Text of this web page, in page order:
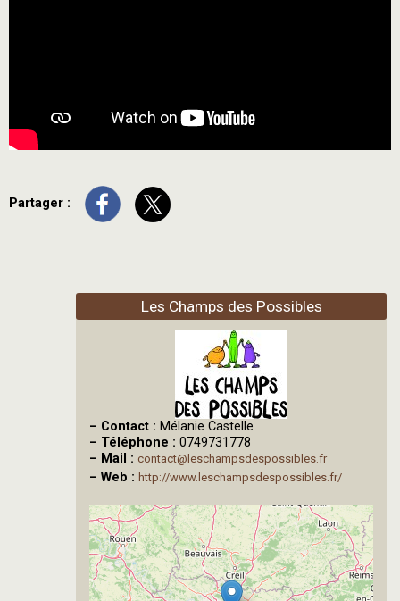
Partager :
Les Champs des Possibles
– Contact : Mélanie Castelle
– Téléphone : 0749731778
– Mail : contact@leschampsdespossibles.fr
– Web : http://www.leschampsdespossibles.fr/